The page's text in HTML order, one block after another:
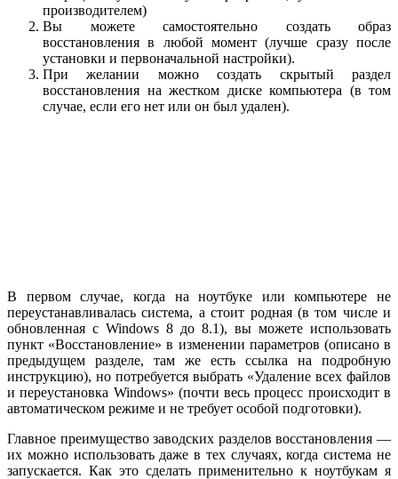
производителем)
Вы можете самостоятельно создать образ
восстановления в любой момент (лучше сразу после
установки и первоначальной настройки).
При желании можно создать скрытый раздел
восстановления на жестком диске компьютера (в том
случае, если его нет или он был удален).
В первом случае, когда на ноутбуке или компьютере не
переустанавливалась система, а стоит родная (в том числе и
обновленная с Windows 8 до 8.1), вы можете использовать
пункт «Восстановление» в изменении параметров (описано в
предыдущем разделе, там же есть ссылка на подробную
инструкцию), но потребуется выбрать «Удаление всех файлов
и переустановка Windows» (почти весь процесс происходит в
автоматическом режиме и не требует особой подготовки).
Главное преимущество заводских разделов восстановления —
их можно использовать даже в тех случаях, когда система не
запускается. Как это сделать применительно к ноутбукам я